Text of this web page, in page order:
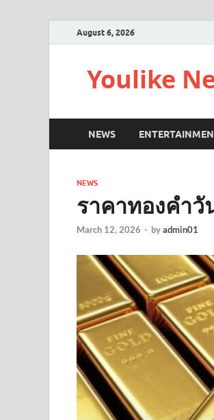
August 6, 2026
Youlike
NEWS
NEWS
ราคาทองคำ
March 12, 2026 - byadmin01